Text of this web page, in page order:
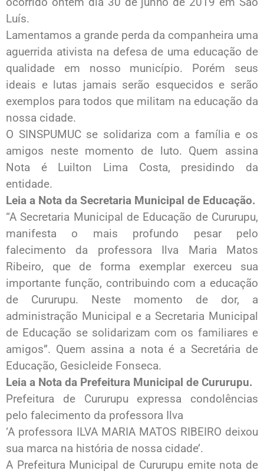
Luís.
Lamentamos a grande perda da companheira uma
aguerrida ativista na defesa de uma educação de
qualidade em nosso município. Porém seus
ideais e lutas jamais serão esquecidos e serão
exemplos para todos que militam na educação da
nossa cidade.
O SINSPUMUC se solidariza com a família e os
amigos neste momento de luto. Quem assina
Nota é Luilton Lima Costa, presidindo da
entidade.
Leia a Nota da Secretaria Municipal de Educação.
“A Secretaria Municipal de Educação de Cururupu,
manifesta o mais profundo pesar pelo
falecimento da professora Ilva Maria Matos
Ribeiro, que de forma exemplar exerceu sua
importante função, contribuindo com a educação
de Cururupu. Neste momento de dor, a
administração Municipal e a Secretaria Municipal
de Educação se solidarizam com os familiares e
amigos”. Quem assina a nota é a Secretária de
Educação, Gesicleide Fonseca.
Leia a Nota da Prefeitura Municipal de Cururupu.
Prefeitura de Cururupu expressa condolências
pelo falecimento da professora Ilva
‘A professora ILVA MARIA MATOS RIBEIRO deixou
sua marca na história de nossa cidade’.
A Prefeitura Municipal de Cururupu emite nota de